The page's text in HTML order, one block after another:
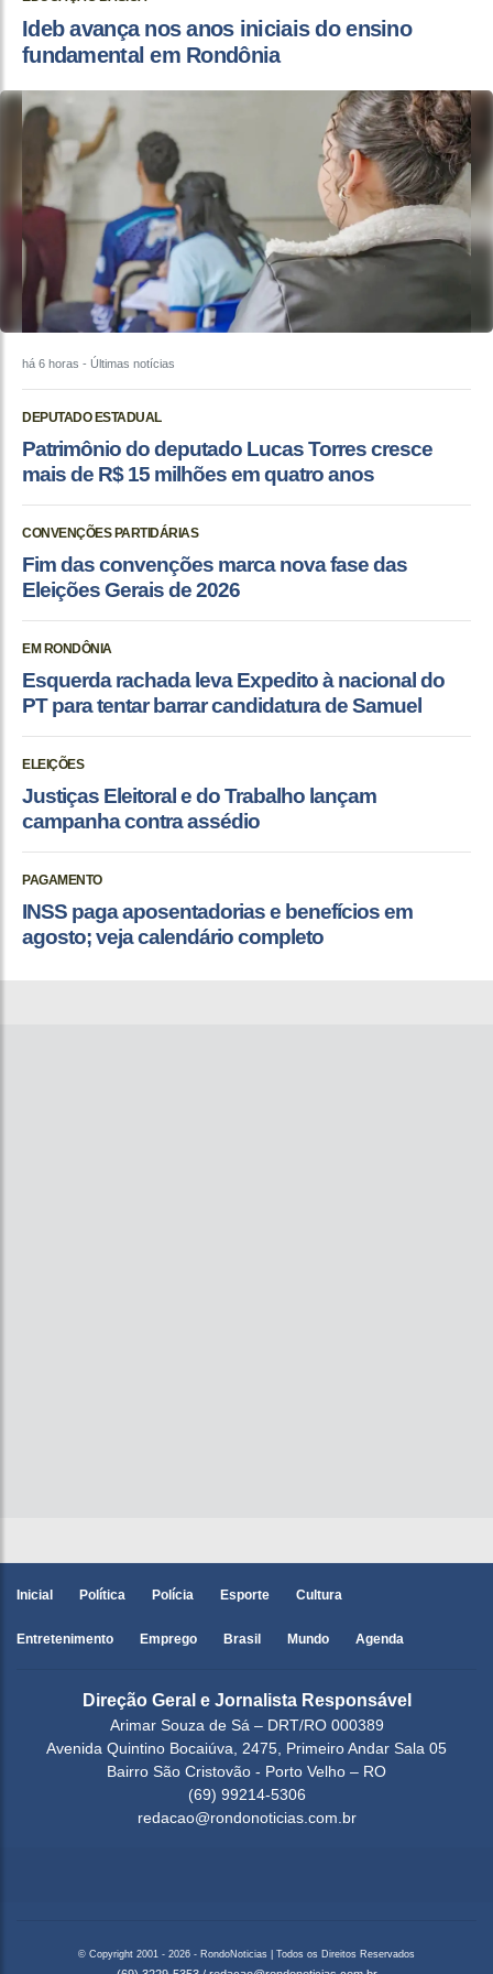
Ideb avança nos anos iniciais do ensino
fundamental em Rondônia
há 6 horas - Últimas notícias
DEPUTADO ESTADUAL
Patrimônio do deputado Lucas Torres cresce
mais de R$ 15 milhões em quatro anos
CONVENÇÕES PARTIDÁRIAS
Fim das convenções marca nova fase das
Eleições Gerais de 2026
EM RONDÔNIA
Esquerda rachada leva Expedito à nacional do
PT para tentar barrar candidatura de Samuel
ELEIÇÕES
Justiças Eleitoral e do Trabalho lançam
campanha contra assédio
PAGAMENTO
INSS paga aposentadorias e benefícios em
agosto; veja calendário completo
Inicial Política Polícia Esporte Cultura
Entretenimento Emprego Brasil Mundo Agenda
Direção Geral e Jornalista Responsável
Arimar Souza de Sá – DRT/RO 000389
Avenida Quintino Bocaiúva, 2475, Primeiro Andar Sala 05
Bairro São Cristovão - Porto Velho – RO
(69) 99214-5306
redacao@rondonoticias.com.br
© Copyright 2001 - 2026 - RondoNoticias | Todos os Direitos Reservados